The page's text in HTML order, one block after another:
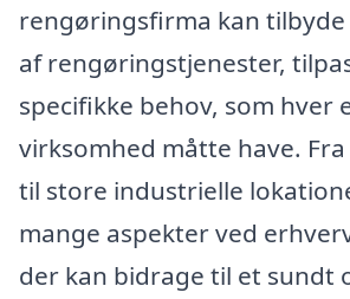
rengøringsfirma kan
af rengøringstjenester,
specifikke behov, som hver
virksomhed måtte have.
til store industrielle
mange aspekter ved
der kan bidrage til et sundt